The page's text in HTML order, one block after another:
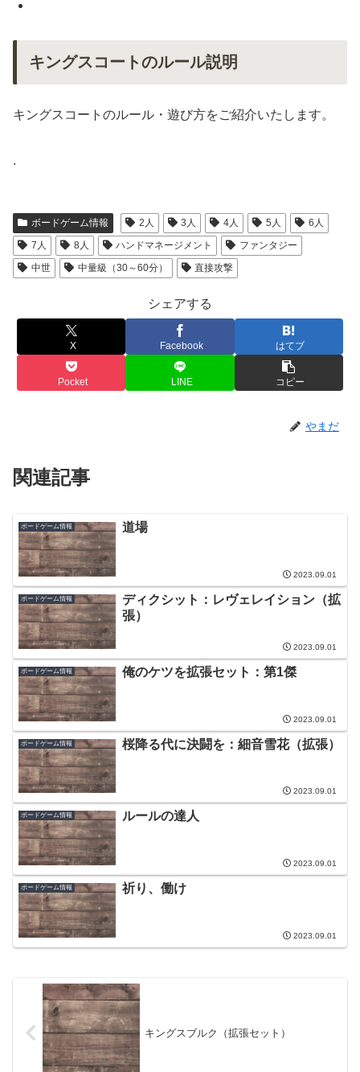
キングスコートのルール説明
キングスコートのルール・遊び方をご紹介いたします。
.
ボードゲーム情報 2人 3人 4人 5人
6人
7人
8人 ハンドマネージメント
ファンタジー
中世
中量級（30～60分） 直接攻撃
シェアする
X Facebook はてブ
Pocket LINE コピー
やまだ
関連記事
ボードゲーム情報 道場
2023.09.01
ボードゲーム情報
ディクシット：レヴェレイション（拡
張）
2023.09.01
ボードゲーム情報 俺のケツを拡張セット：第1傑
2023.09.01
ボードゲーム情報 桜降る代に決闘を：細音雪花（拡張）
2023.09.01
ボードゲーム情報 ルールの達人
2023.09.01
ボードゲーム情報 祈り、働け
2023.09.01
キングスブルク（拡張セット）